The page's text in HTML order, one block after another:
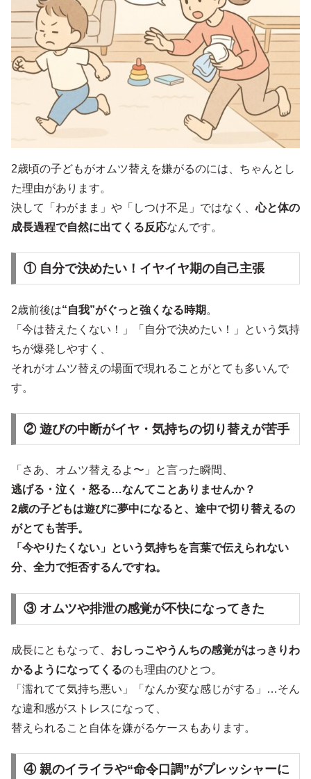
2歳頃の子どもがオムツ替えを嫌がるのには、ちゃんとし
た理由があります。
決して「わがまま」や「しつけ不足」ではなく、心と体の
成長過程で自然に出てくる反応なんです。
① 自分で決めたい！イヤイヤ期の自己主張
2歳前後は“自我”がぐっと強くなる時期 。
「今は替えたくない！」「自分で決めたい！」という気持
ちが爆発しやすく、
それがオムツ替えの場面で現れることがとても多いんで
す。
② 遊びの中断がイヤ・気持ちの切り替えが苦手
「さあ、オムツ替えるよ〜」と言った瞬間、
逃げる・泣く・怒る…なんてことありませんか？
2歳の子どもは遊びに夢中になると、途中で切り替えるの
がとても苦手。
「今やりたくない」という気持ちを言葉で伝えられない
分、全力で拒否するんですね。
③ オムツや排泄の感覚が不快になってきた
成長にともなって、 おしっこやうんちの感覚がはっきりわ
かるようになってくるのも理由のひとつ。
「濡れてて気持ち悪い」「なんか変な感じがする」…そん
な違和感がストレスになって、
替えられること自体を嫌がるケースもあります。
④ 親のイライラや“命令口調”がプレッシャーに